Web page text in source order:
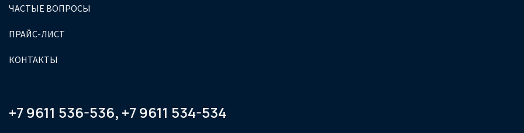
ЧАСТЫЕ ВОПРОСЫ
ПРАЙС-ЛИСТ
КОНТАКТЫ
+7 9611 536-536, +7 9611 534-534